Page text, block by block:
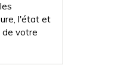
l'état et
de votre